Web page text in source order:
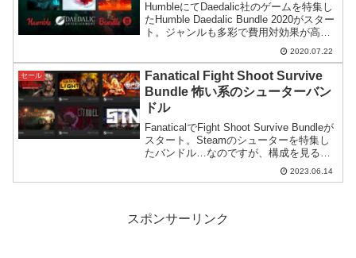
HumbleにてDaedalic社のゲームを特集し
たHumble Daedalic Bundle 2020がスター
ト。ジャンルも多彩で費用対効果が高い
2020.07.22
セール
Fanatical Fight Shoot Survive
Bundle 怖い系のシューターバン
ドル
FanaticalでFight Shoot Survive Bundleが
スタート。Steamのシューターを特集し
たバンドル…なのですが、構成を見ると
ホラー系が多いようなので人を選ぶかも
2023.06.14
スポンサーリンク